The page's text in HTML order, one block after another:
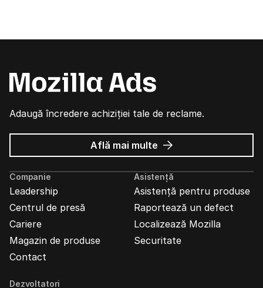
Adaugă încredere achiziției tale de reclame.
Află mai multe despre
Reclame
Mozilla
Companie
Leadership
Centrul de presă
Cariere
Magazin de produse
Contact
Asistență
Asistență pentru produse
Raportează un defect
Localizează Mozilla
Securitate
Dezvoltatori